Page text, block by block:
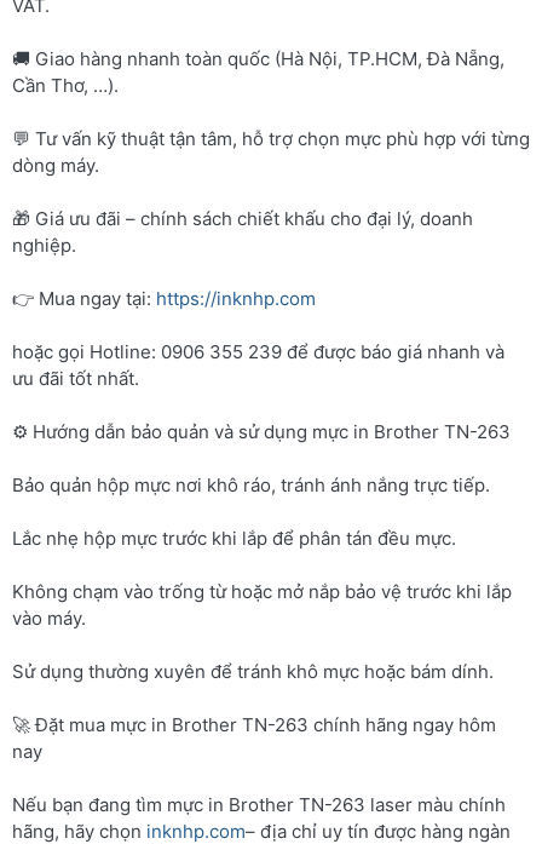
VAT.
🚚 Giao hàng nhanh toàn quốc (Hà Nội, TP.HCM, Đà Nẵng,
Cần Thơ, …).
💬 Tư vấn kỹ thuật tận tâm, hỗ trợ chọn mực phù hợp với từng
dòng máy.
🎁 Giá ưu đãi – chính sách chiết khấu cho đại lý, doanh
nghiệp.
👉 Mua ngay tại: https://inknhp.com
hoặc gọi Hotline: 0906 355 239 để được báo giá nhanh và
ưu đãi tốt nhất.
⚙️ Hướng dẫn bảo quản và sử dụng mực in Brother TN-263
Bảo quản hộp mực nơi khô ráo, tránh ánh nắng trực tiếp.
Lắc nhẹ hộp mực trước khi lắp để phân tán đều mực.
Không chạm vào trống từ hoặc mở nắp bảo vệ trước khi lắp
vào máy.
Sử dụng thường xuyên để tránh khô mực hoặc bám dính.
🚀 Đặt mua mực in Brother TN-263 chính hãng ngay hôm
nay
Nếu bạn đang tìm mực in Brother TN-263 laser màu chính
hãng, hãy chọn inknhp.com– địa chỉ uy tín được hàng ngàn